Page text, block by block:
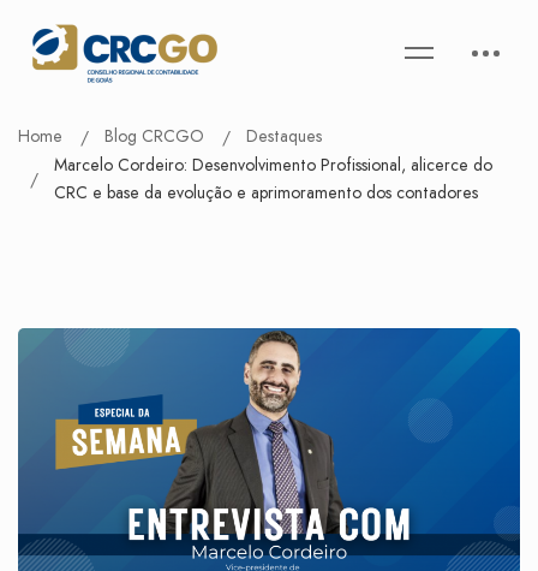
Home Blog CRCGO
Destaques
Marcelo Cordeiro: Desenvolvimento Profissional, alicerce do
CRC e base da evolução e aprimoramento dos contadores